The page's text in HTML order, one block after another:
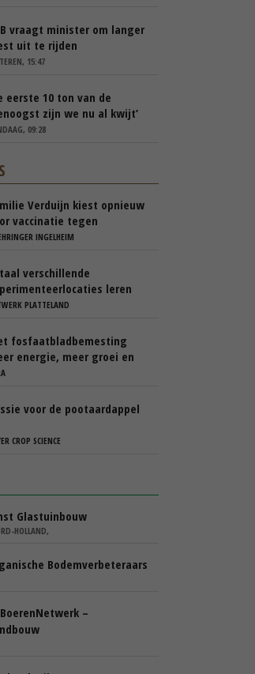
vraagt minister om langer
uit te rijden
15:47
eerste 10 ton van de
zijn we nu al kwijt’
09:28
Verduijn kiest opnieuw
vaccinatie tegen
INGELHEIM
verschillende
leren
elkaar via Nationaal
PLATTELAND
fosfaatbladbemesting
energie, meer groei en
knollen
voor de pootaardappel
CROP SCIENCE
Glastuinbouw
HOLLAND,
Bodemverbeteraars
–